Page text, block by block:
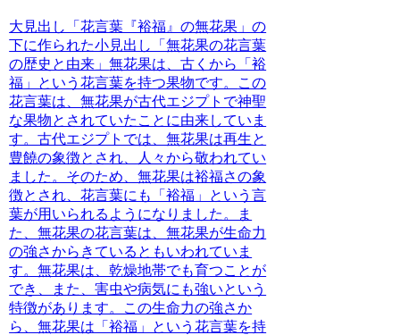
大見出し「花言葉『裕福』の無花果」の
下に作られた小見出し「無花果の花言葉
の歴史と由来」無花果は、古くから「裕
福」という花言葉を持つ果物です。
この
花言葉は、無花果が古代エジプトで神聖
な果物とされていたことに由来していま
す。古代エジプトでは、無花果は再生と
豊饒の象徴とされ、人々から敬われてい
ました。そのため、無花果は裕福さの象
徴とされ、花言葉にも「裕福」という言
葉が用いられるようになりました。ま
た、無花果の花言葉は、無花果が生命力
の強さからきているともいわれていま
す。無花果は、乾燥地帯でも育つことが
でき、また、害虫や病気にも強いという
特徴があります。この生命力の強さか
ら、無花果は「裕福」という花言葉を持